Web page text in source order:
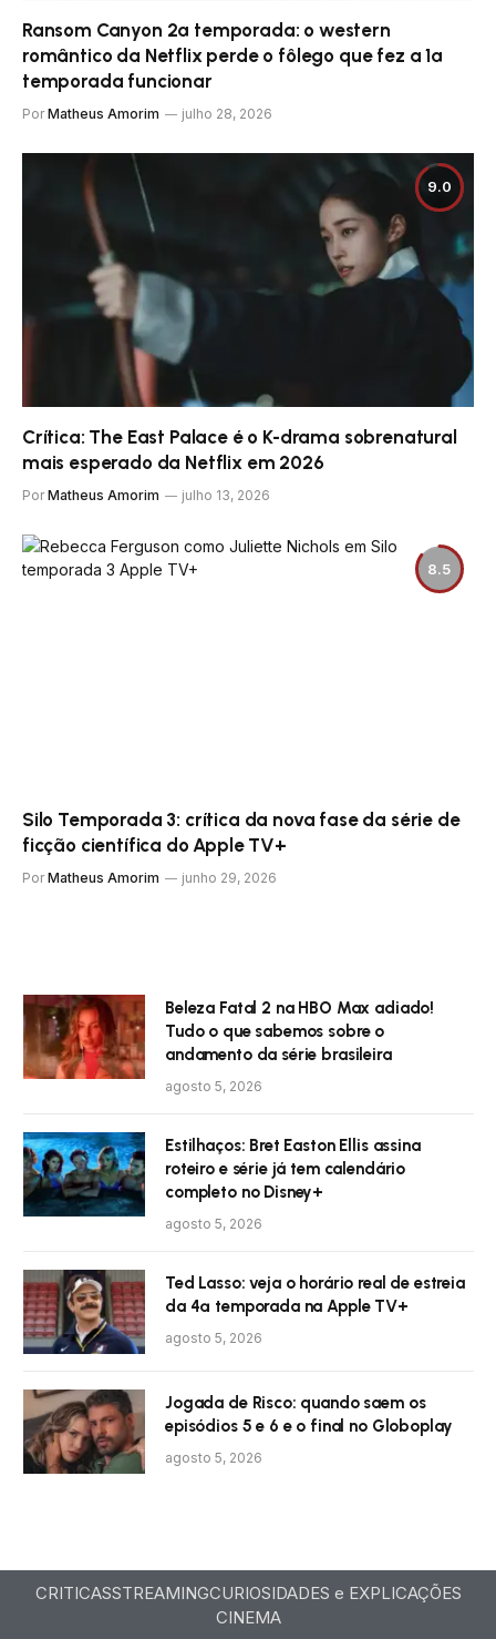
Ransom Canyon 2ª temporada: o western
romântico da Netflix perde o fôlego que fez a 1ª
temporada funcionar
Por Matheus Amorim julho 28, 2026
9.0
Crítica: The East Palace é o K-drama sobrenatural
mais esperado da Netflix em 2026
Por Matheus Amorim julho 13, 2026
8.5
Silo Temporada 3: crítica da nova fase da série de
ficção científica do Apple TV+
Por Matheus Amorim junho 29, 2026
Beleza Fatal 2 na HBO Max adiado!
Tudo o que sabemos sobre o
andamento da série brasileira
agosto 5, 2026
Estilhaços: Bret Easton Ellis assina
roteiro e série já tem calendário
completo no Disney+
agosto 5, 2026
Ted Lasso: veja o horário real de estreia
da 4ª temporada na Apple TV+
agosto 5, 2026
Jogada de Risco: quando saem os
episódios 5 e 6 e o final no Globoplay
agosto 5, 2026
CRITICASSTREAMINGCURIOSIDADES e EXPLICAÇÕES
CINEMA